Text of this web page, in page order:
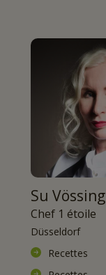
Su Vössing
Chef 1 étoile
Düsseldorf
Recettes